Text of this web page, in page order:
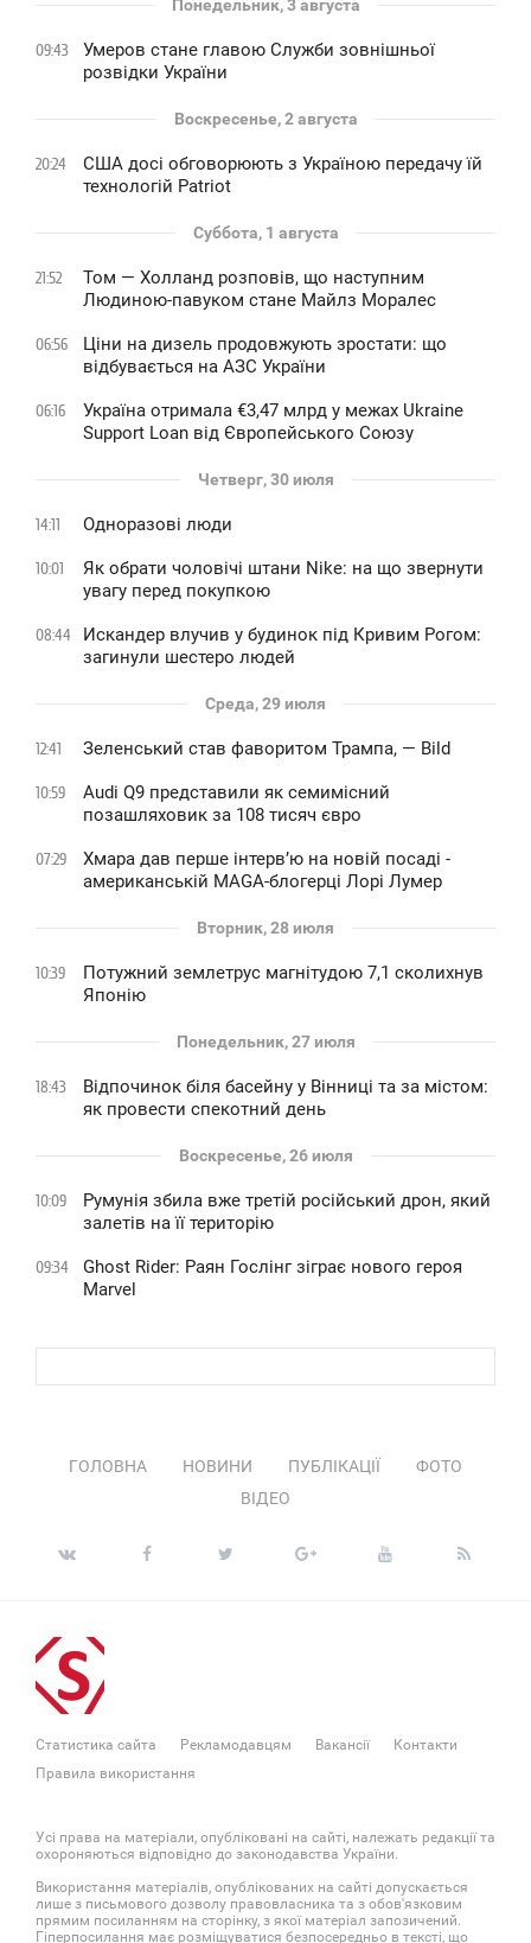
Понедельник, 3 августа
09:43
Умеров стане главою Служби зовнішньої
розвідки України
Воскресенье, 2 августа
20:24
США досі обговорюють з Україною передачу їй
технологій Patriot
Суббота, 1 августа
21:52
Том — Холланд розповів, що наступним
Людиною-павуком стане Майлз Моралес
06:56
Ціни на дизель продовжують зростати: що
відбувається на АЗС України
06:16
Україна отримала €3,47 млрд у межах Ukraine
Support Loan від Європейського Союзу
Четверг, 30 июля
14:11 Одноразові люди
10:01
Як обрати чоловічі штани Nike: на що звернути
увагу перед покупкою
08:44
Искандер влучив у будинок під Кривим Рогом:
загинули шестеро людей
Среда, 29 июля
12:41 Зеленський став фаворитом Трампа, — Bild
10:59
Audi Q9 представили як семимісний
позашляховик за 108 тисяч євро
07:29
Хмара дав перше інтервʼю на новій посаді -
американській MAGA-блогерці Лорі Лумер
Вторник, 28 июля
10:39
Потужний землетрус магнітудою 7,1 сколихнув
Японію
Понедельник, 27 июля
18:43
Відпочинок біля басейну у Вінниці та за містом:
як провести спекотний день
Воскресенье, 26 июля
10:09
Румунія збила вже третій російський дрон, який
залетів на її територію
09:34
Ghost Rider: Раян Гослінг зіграє нового героя
Marvel
ГОЛОВНА НОВИНИ ПУБЛІКАЦІЇ
ФОТО
ВІДЕО
Статистика сайта Рекламодавцям Вакансії
Контакти
Правила використання
Усі права на матеріали, опубліковані на сайті, належать редакції та
охороняються відповідно до законодавства України.
Використання матеріалів, опублікованих на сайті допускається
лише з письмового дозволу правовласника та з обов'язковим
прямим посиланням на сторінку, з якої матеріал запозичений.
Гіперпосилання має розміщуватися безпосередньо в тексті, що